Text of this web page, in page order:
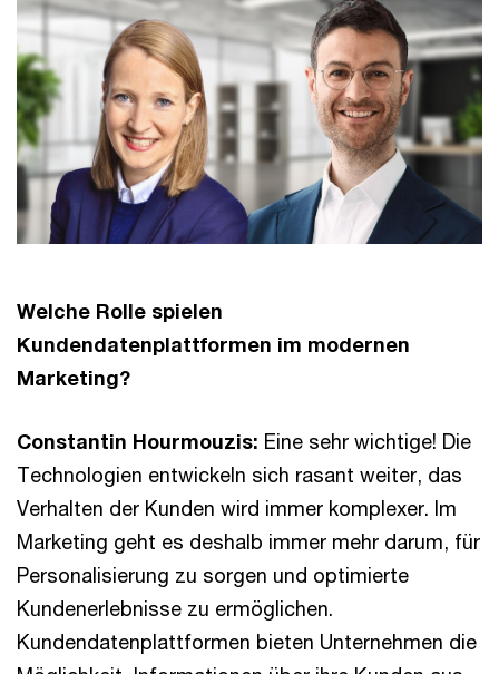
Welche Rolle spielen
Kundendatenplattformen im modernen
Marketing?
Constantin Hourmouzis: Eine sehr wichtige! Die
Technologien entwickeln sich rasant weiter, das
Verhalten der Kunden wird immer komplexer. Im
Marketing geht es deshalb immer mehr darum, für
Personalisierung zu sorgen und optimierte
Kundenerlebnisse zu ermöglichen.
Kundendatenplattformen bieten Unternehmen die